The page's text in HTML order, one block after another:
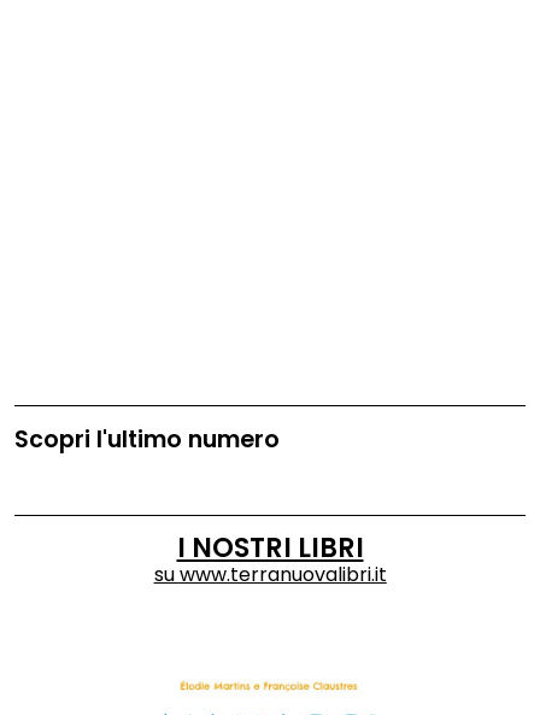
Scopri l'ultimo numero
I NOSTRI LIBRI
suwww.terranuovalibri.it